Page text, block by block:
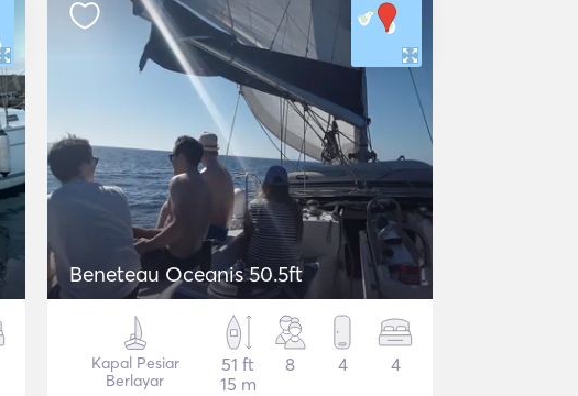
Beneteau Oceanis 50.5ft
Kapal Pesiar
Berlayar
51 ft
15 m
8 4 4